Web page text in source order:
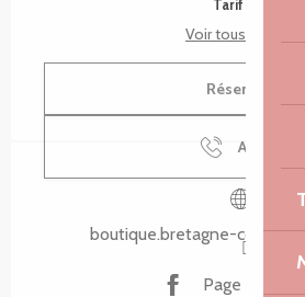
Tarif plein
Voir tous les tarifs
Réserver
Appeler
boutique.bretagne-
Page